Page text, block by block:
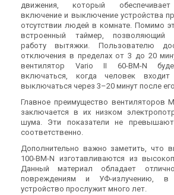
Германия
Вентилятор для ванной
Meltem VARIO-II 100-I
Цена
15 770 грн19 984 грн
Купить
Германия
Фильтр
1 490
Акция
Германия
Корпус для вентиляторов
Meltem Vario V-II U-ZR
Корпус
Meltem V-
движения, который обеспечивает
включение и выключение устройства
отсутствии людей в комнате. Помимо
встроенный таймер, позволяющий
работу вытяжки. Пользователю
отключения в пределах от 3 до 20
вентилятор Vario II 60-BM-N
включаться, когда человек
выключаться через 3–20 минут после
Главное преимущество вентиляторов
заключается в их низком
шума. Эти показатели не
соответственно.
Дополнительно важно заметить, что
100-BM-N изготавливаются из
Данный материал обладает
повреждениям и УФ-излучению, в
устройство прослужит много лет.